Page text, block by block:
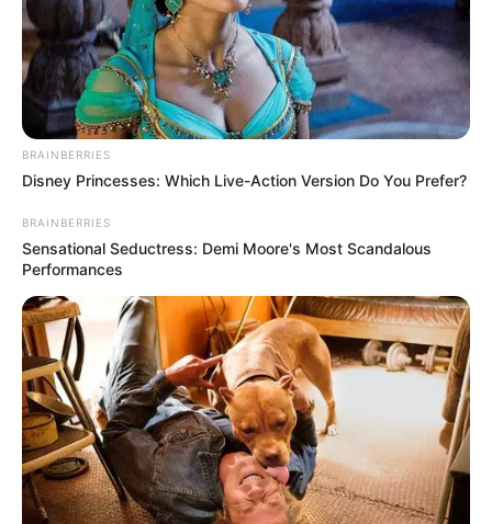
BRAINBERRIES
Disney Princesses: Which Live-Action Version Do You Prefer?
BRAINBERRIES
Sensational Seductress: Demi Moore's Most Scandalous
Performances